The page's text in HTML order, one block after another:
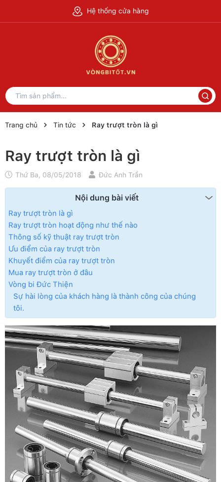
Hệ thống cửa hàng
Trang chủ Tin tức Ray trượt tròn là gì
Ray trượt tròn là gì
Thứ Ba, 08/05/2018 Đức Anh Trần
Nội dung bài viết
Ray trượt tròn là gì
Ray trượt tròn hoạt động như thế nào
Thông số kỹ thuật ray trượt tròn
Ưu điểm của ray trượt tròn
Khuyết điểm của ray trượt tròn
Mua ray trượt tròn ở đâu
Vòng bi Đức Thiện
Sự hài lòng của khách hàng là thành công của chúng
tôi.